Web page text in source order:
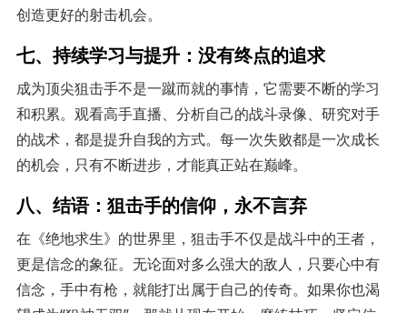
创造更好的射击机会。
七、持续学习与提升：没有终点的追求
成为顶尖狙击手不是一蹴而就的事情，它需要不断的学习
和积累。观看高手直播、分析自己的战斗录像、研究对手
的战术，都是提升自我的方式。每一次失败都是一次成长
的机会，只有不断进步，才能真正站在巅峰。
八、结语：狙击手的信仰，永不言弃
在《绝地求生》的世界里，狙击手不仅是战斗中的王者，
更是信念的象征。无论面对多么强大的敌人，只要心中有
信念，手中有枪，就能打出属于自己的传奇。如果你也渴